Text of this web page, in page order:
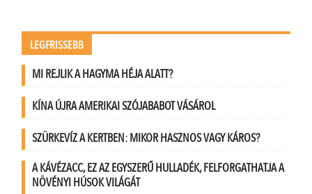
LEGFRISSEBB
MI REJLIK A HAGYMA HÉJA ALATT?
KÍNA ÚJRA AMERIKAI SZÓJABABOT VÁSÁROL
SZÜRKEVÍZ A KERTBEN: MIKOR HASZNOS VAGY KÁROS?
A KÁVÉZACC, EZ AZ EGYSZERŰ HULLADÉK, FELFORGATHATJA A
NÖVÉNYI HÚSOK VILÁGÁT